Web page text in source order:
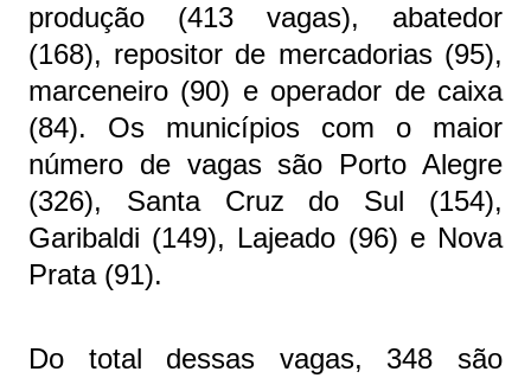
produção (413 vagas), abatedor
(168), repositor de mercadorias (95),
marceneiro (90) e operador de caixa
(84). Os municípios com o maior
número de vagas são Porto Alegre
(326), Santa Cruz do Sul (154),
Garibaldi (149), Lajeado (96) e Nova
Prata (91).
Do total dessas vagas, 348 são